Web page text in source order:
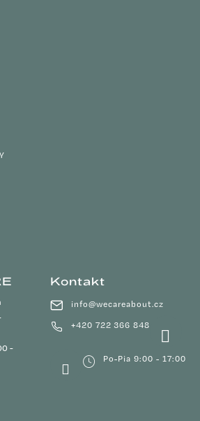
-
Kontakt
info@wecareabout.cz
+420 722 366 848
Po-Pia 9:00 - 17:00